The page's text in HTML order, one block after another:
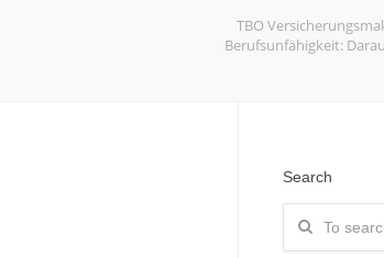
TBO
Berufsunfähigkeit:
Search